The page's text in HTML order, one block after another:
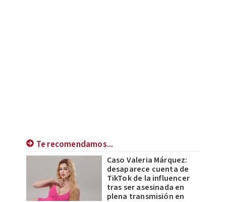
Te recomendamos...
Caso Valeria Márquez:
desaparece cuenta de
TikTok de la influencer
tras ser asesinada en
plena transmisión en